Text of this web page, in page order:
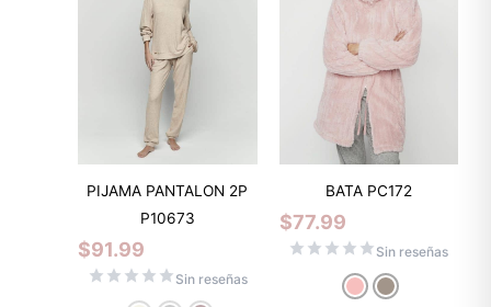
PIJAMA PANTALON 2P
P10673
$91.99
Sin reseñas
BATA PC172
$77.99
Sin reseñas